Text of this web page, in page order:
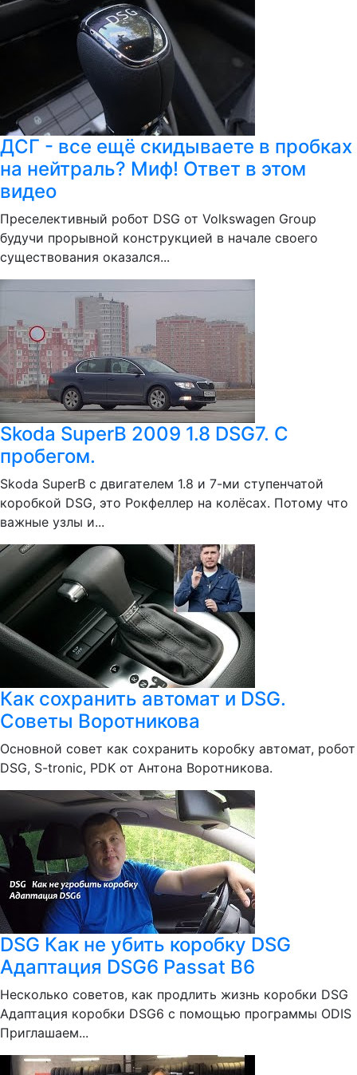
ДСГ - все ещё скидываете в пробках
на нейтраль? Миф! Ответ в этом
видео
Преселективный робот DSG от Volkswagen Group
будучи прорывной конструкцией в начале своего
существования оказался...
Skoda SuperB 2009 1.8 DSG7. С
пробегом.
Skoda SuperB с двигателем 1.8 и 7-ми ступенчатой
коробкой DSG, это Рокфеллер на колёсах. Потому что
важные узлы и...
Как сохранить автомат и DSG.
Советы Воротникова
Основной совет как сохранить коробку автомат, робот
DSG, S-tronic, PDK от Антона Воротникова.
DSG Как не убить коробку DSG
Адаптация DSG6 Passat B6
Несколько советов, как продлить жизнь коробки DSG
Адаптация коробки DSG6 с помощью программы ODIS
Приглашаем...